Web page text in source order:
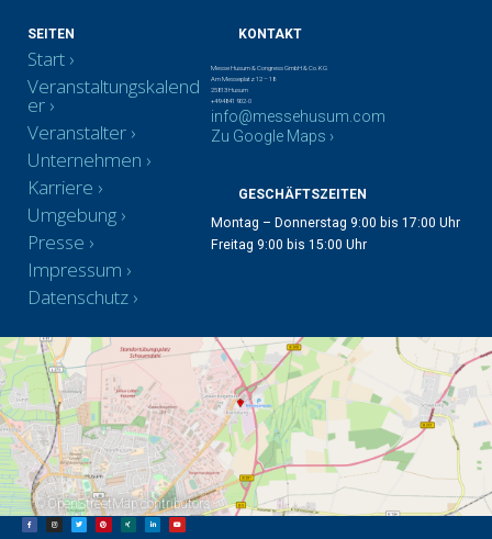
SEITEN
Start
Veranstaltungskalend
er
Veranstalter
Unternehmen
Karriere
Umgebung
Presse
Impressum
Datenschutz
KONTAKT
Messe Husum & Congress GmbH & Co. KG
Am Messeplatz 12 – 18
25813 Husum
+49 4841 902-0
info@messehusum.com
Zu Google Maps ›
GESCHÄFTSZEITEN
Montag – Donnerstag 9:00 bis 17:00 Uhr
Freitag 9:00 bis 15:00 Uhr
© OpenStreetMapcontributors